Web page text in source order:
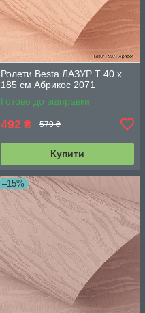
Ролети Besta ЛАЗУР Т 40 х
185 см Абрикос 2071
Готово до відправки
492 ₴ 579 ₴
Купити
–15%